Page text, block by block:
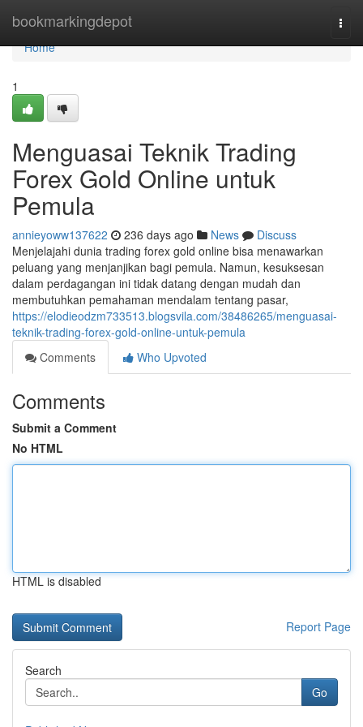
bookmarkingdepot
Home
Home
1
Menguasai Teknik Trading
Forex Gold Online untuk
Pemula
annieyoww137622 236 days ago News
Discuss
Menjelajahi dunia trading forex gold online bisa menawarkan
peluang yang menjanjikan bagi pemula. Namun, kesuksesan
dalam perdagangan ini tidak datang dengan mudah dan
membutuhkan pemahaman mendalam tentang pasar,
https://elodieodzm733513.blogsvila.com/38486265/menguasai-
teknik-trading-forex-gold-online-untuk-pemula
Comments
Who Upvoted
Comments
Submit a Comment
No HTML
HTML is disabled
Report Page
Search
Go